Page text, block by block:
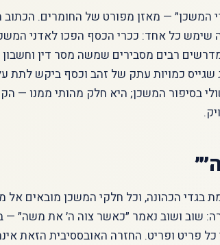
המשכן״ — מאזן מפורט של החומרים.
שימש כל אחד: ככרי הכסף הפכו לאדני
רבים מסבירים שמשה מסר דין
שגייס כמויות עתק של זהב וכסף ביקש לתת
בסיפור המשכן; היא חלק מהותי ממנו —
בגדי הכהונה, וכל חלקי המשכן מובאים אל
שוב ושוב נאמר ״כאשר צוה ה׳ את משה״ —
פריט ופריט. החזרה האובססיבית הזאת